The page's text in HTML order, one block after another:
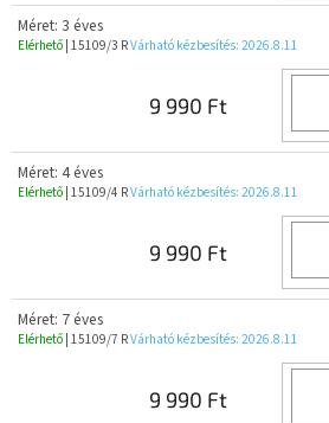
Méret: 3 éves
Elérhető | 15109/3 RVárható kézbesítés: 2026.8.11
9 990 Ft
Méret: 4 éves
Elérhető | 15109/4 RVárható kézbesítés: 2026.8.11
9 990 Ft
Méret: 7 éves
Elérhető | 15109/7 RVárható kézbesítés: 2026.8.11
9 990 Ft